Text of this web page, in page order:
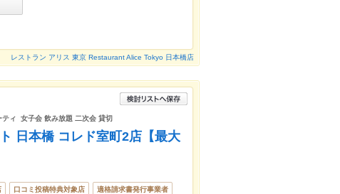
レストラン アリス 東京 Restaurant Alice Tokyo 日本橋店
ティ 女子会 飲み放題 二次会 貸切
日本橋 コレド室町2店【最大
口コミ投稿特典対象店 適格請求書発行事業者